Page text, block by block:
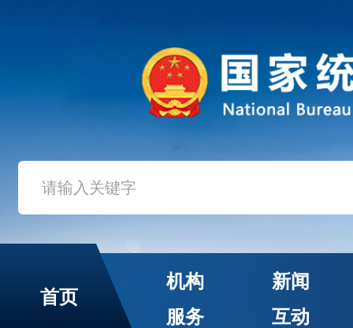
首页
机构
新闻
服务
互动